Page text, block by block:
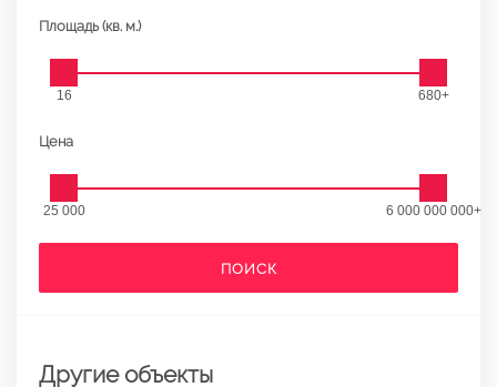
Площадь (кв. м.)
16 680+
Цена
25 000 6 000 000 000+
ПОИСК
Другие объекты